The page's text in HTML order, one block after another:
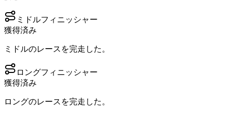
ミドルフィニッシャー
獲得済み
ミドルのレースを完走した。
ロングフィニッシャー
獲得済み
ロングのレースを完走した。